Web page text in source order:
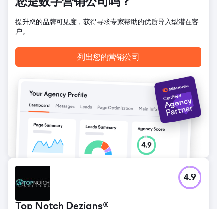
前往营销公司页面
提升您的品牌可见度，获得寻求专家帮助的优质导入型潜在客
户。
列出您的营销公司
Top Notch Dezigns®
4.9